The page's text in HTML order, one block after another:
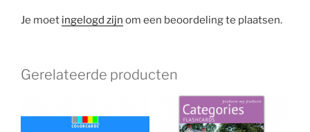
Je moet ingelogd zijn om een beoordeling te plaatsen.
Gerelateerde producten